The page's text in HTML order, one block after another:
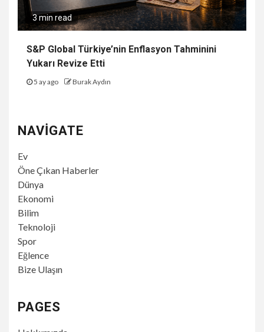
3 min read
S&P Global Türkiye’nin Enflasyon Tahminini
Yukarı Revize Etti
5 ay ago Burak Aydın
NAVIGATE
Ev
Öne Çıkan Haberler
Dünya
Ekonomi
Bilim
Teknoloji
Spor
Eğlence
Bize Ulaşın
PAGES